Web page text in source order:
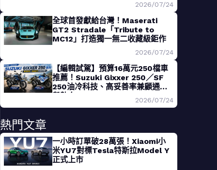
2026/07/24
全球首發獻給台灣！Maserati
GT2 Stradale「Tribute to
MC12」打造獨一無二收藏級鉅作
2026/07/24
【編輯試駕】預算16萬元250檔車
推薦！Suzuki Gixxer 250／SF
250油冷科技、高妥善率兼顧通勤
與熱血
2026/07/24
熱門文章
一小時訂單破28萬張！Xiaomi小
米YU7對標Tesla特斯拉Model Y
正式上市